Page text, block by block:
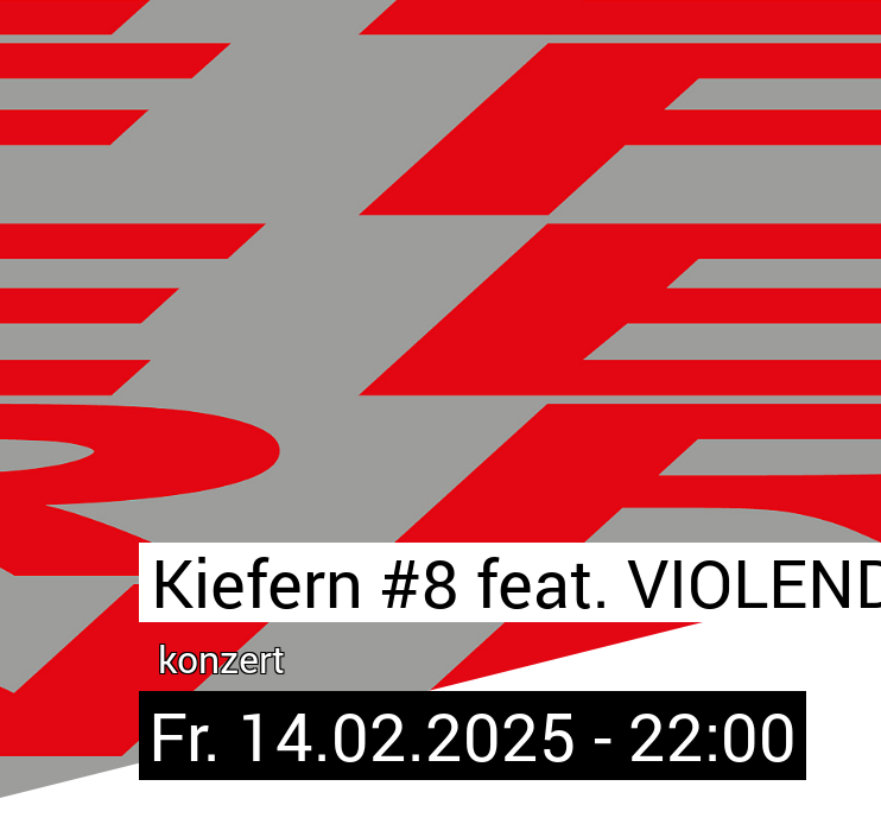
Kiefern #8 feat.
konzert
Fr. 14.02.2025 - 22:00